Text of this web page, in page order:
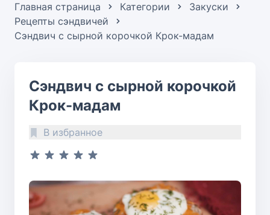
Главная страница Категории
Закуски
Рецепты сэндвичей
Сэндвич с сырной корочкой Крок-мадам
Сэндвич с сырной корочкой
Крок-мадам
В избранное